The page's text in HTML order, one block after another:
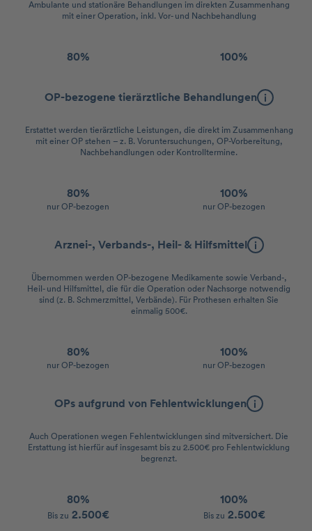
Ambulante und stationäre Behandlungen im direkten Zusammenhang
mit einer Operation, inkl. Vor- und Nachbehandlung
80% 100%
OP-bezogene tierärztliche Behandlungen
Erstattet werden tierärztliche Leistungen, die direkt im Zusammenhang
mit einer OP stehen – z. B. Voruntersuchungen, OP-Vorbereitung,
Nachbehandlungen oder Kontrolltermine.
80%
nur OP-bezogen
100%
nur OP-bezogen
Arznei-, Verbands-, Heil- & Hilfsmittel
Übernommen werden OP-bezogene Medikamente sowie Verband-,
Heil- und Hilfsmittel, die für die Operation oder Nachsorge notwendig
sind (z. B. Schmerzmittel, Verbände). Für Prothesen erhalten Sie
einmalig 500€.
80%
nur OP-bezogen
100%
nur OP-bezogen
OPs aufgrund von Fehlentwicklungen
Auch Operationen wegen Fehlentwicklungen sind mitversichert. Die
Erstattung ist hierfür auf insgesamt bis zu 2.500€ pro Fehlentwicklung
begrenzt.
80%
Bis zu 2.500€
100%
Bis zu 2.500€